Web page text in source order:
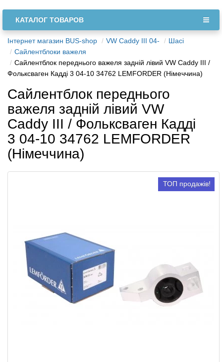
КАТАЛОГ ТОВАРОВ
Інтернет магазин BUS-shop VW Caddy III 04-
Шасі
Сайлентблоки важеля
Сайлентблок переднього важеля задній лівий VW Caddy III /
Фольксваген Кадді 3 04-10 34762 LEMFORDER (Німеччина)
Сайлентблок переднього
важеля задній лівий VW
Caddy III / Фольксваген Кадді
3 04-10 34762 LEMFORDER
(Німеччина)
ТОП продажів!